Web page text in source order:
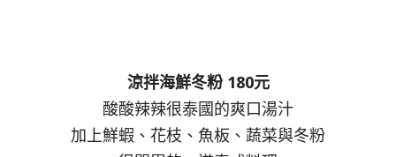
涼拌海鮮冬粉 180元
酸酸辣辣很泰國的爽口湯汁
加上鮮蝦、花枝、魚板、蔬菜與冬粉